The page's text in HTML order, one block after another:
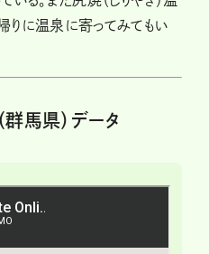
りに温泉に寄ってみてもい
馬県）データ